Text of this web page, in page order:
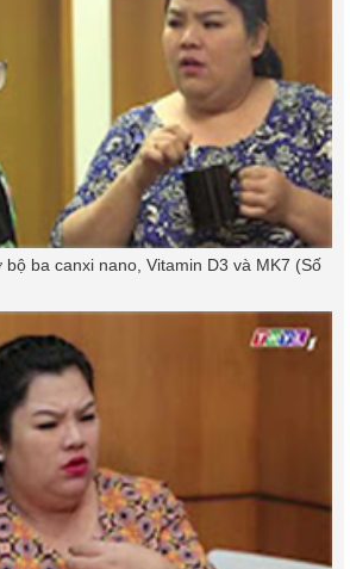
ba canxi nano, Vitamin D3 và MK7 (Số